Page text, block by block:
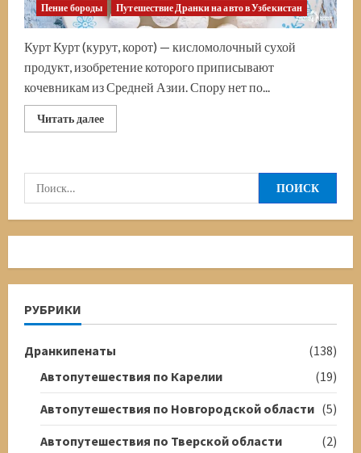
Пение бороды Путешествие Дранки на авто в Узбекистан
Курт Курт (курут, корот) — кисломолочный сухой
продукт, изобретение которого приписывают
кочевникам из Средней Азии. Спору нет по...
Читать далееПрочитать
больше
творог
Азии
Найти:
РУБРИКИ
Дранкипенаты
(138)
Автопутешествия по Карелии
(19)
Автопутешествия по Новгородской области (5)
Автопутешествия по Тверской области
(2)